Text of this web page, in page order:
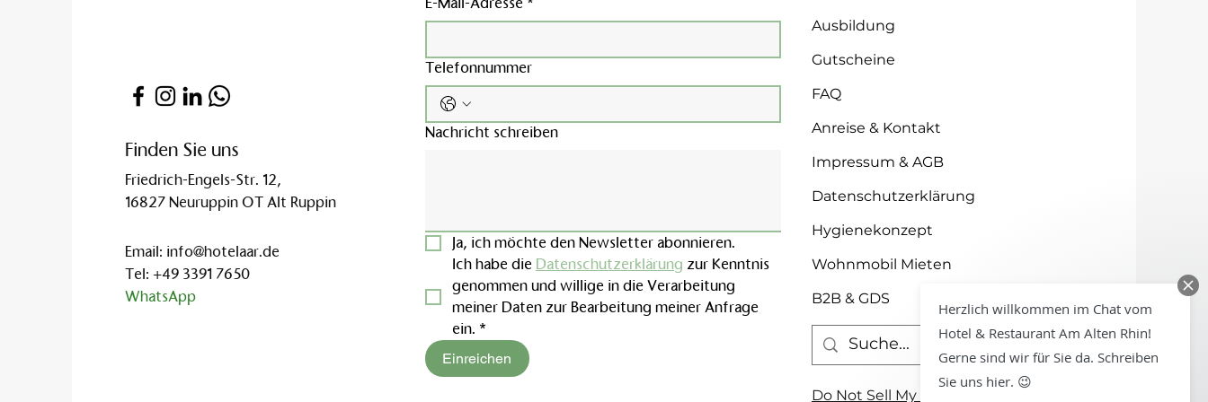
Finden Sie uns
Friedrich-Engels-Str. 12,
16827 Neuruppin OT Alt Ruppin
Email: info@hotelaar.de
Tel: +49 3391 7650
WhatsApp
Telefonnummer
Nachricht schreiben
Ja, ich möchte den Newsletter abonnieren.
Ich habe die Datenschutzerklärung zur Kenntnis
genommen und willige in die Verarbeitung
meiner Daten zur Bearbeitung meiner Anfrage
ein. *
Einreichen
Ausbildung
Gutscheine
FAQ
Anreise & Kontakt
Impressum & AGB
Datenschutzerklärung
Hygienekonzept
Wohnmobil Mieten
B2B & GDS
Do Not Sell My Personal Information
Herzlich willkommen im Chat vom
Hotel & Restaurant Am Alten Rhin!
Gerne sind wir für Sie da. Schreiben
Sie uns hier. 😉